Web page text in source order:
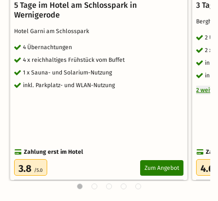
5 Tage im Hotel am Schlosspark in
Wernigerode
Hotel Garni am Schlosspark
4 Übernachtungen
4 x reichhaltiges Frühstück vom Buffet
1 x Sauna- und Solarium-Nutzung
inkl. Parkplatz- und WLAN-Nutzung
Zahlung erst im Hotel
3.8 /5.0 Zum Angebot
3
2
2 x
inkl.
inkl.
2
4.6